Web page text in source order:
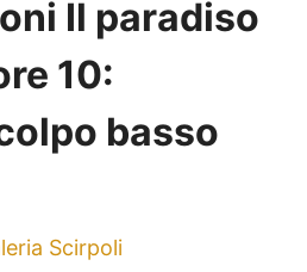
Il paradiso
10:
basso
Scirpoli